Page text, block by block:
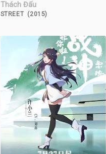
Thách Đấu
STREET (2015)